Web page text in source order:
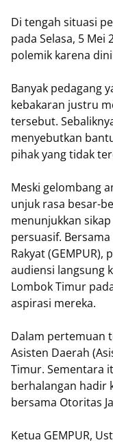
Di tengah situasi
pada Selasa, 5
polemik karena
Banyak pedagang
kebakaran justru
tersebut.
menyebutkan
pihak yang tidak
Meski gelombang
unjuk rasa besar-
menunjukkan
persuasif.
Rakyat
audiensi langsung
Lombok Timur
aspirasi mereka.
Dalam pertemuan
Asisten Daerah
Timur. Sementara
berhalangan hadir
bersama Otoritas
Ketua GEMPUR,